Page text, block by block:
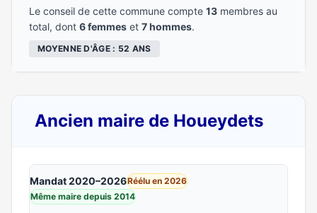
Le conseil de cette commune compte 13 membres au
total, dont 6 femmes et 7 hommes.
MOYENNE D'ÂGE : 52 ANS
Ancien maire de Houeydets
Mandat 2020–2026Réélu en 2026
Même maire depuis 2014